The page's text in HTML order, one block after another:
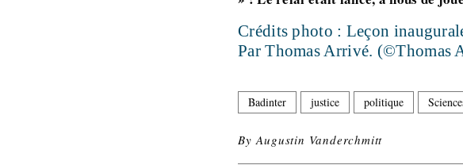
Crédits photo : Leçon
Par Thomas Arrivé. (©Thomas
Badinter justice politique
ByAugustin Vanderchmitt